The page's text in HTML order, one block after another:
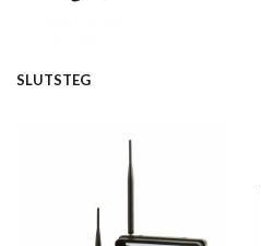
SLUTSTEG